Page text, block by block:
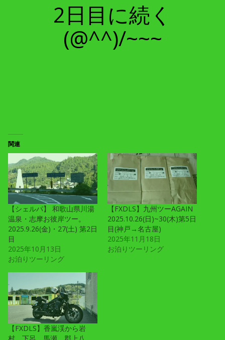
2日目に続く
(@^^)/~~~
関連
【シェルパ】 和歌山県川湯
温泉・志摩お彼岸ツー。
2025.9.26(金)・27(土) 第2日
目
2025年10月13日
お泊りツーリング
【FXDLS】九州ツーAGAIN
2025.10.26(日)~30(木)第5日
目(神戸→名古屋)
2025年11月18日
お泊りツーリング
【FXDLS】香嵐渓から岩